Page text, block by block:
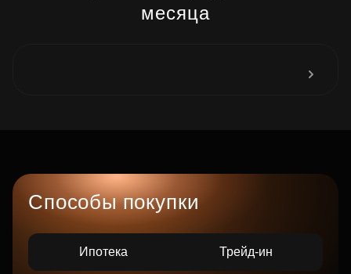
месяца
Способы покупки
Ипотека Трейд-ин